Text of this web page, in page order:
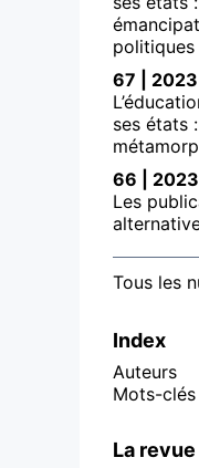
politiques
67 | 2023
ses états
66 | 2023
Les
Tous les
Index
Auteurs
Mots-clés
La revue